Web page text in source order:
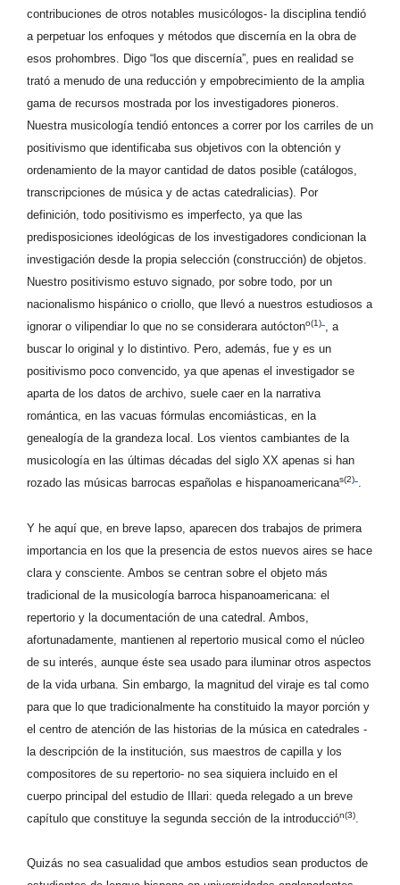
contribuciones de otros notables musicólogos- la disciplina tendió
a perpetuar los enfoques y métodos que discernía en la obra de
esos prohombres. Digo “los que discernía”, pues en realidad se
trató a menudo de una reducción y empobrecimiento de la amplia
gama de recursos mostrada por los investigadores pioneros.
Nuestra musicología tendió entonces a correr por los carriles de un
positivismo que identificaba sus objetivos con la obtención y
ordenamiento de la mayor cantidad de datos posible (catálogos,
transcripciones de música y de actas catedralicias). Por
definición, todo positivismo es imperfecto, ya que las
predisposiciones ideológicas de los investigadores condicionan la
investigación desde la propia selección (construcción) de objetos.
Nuestro positivismo estuvo signado, por sobre todo, por un
nacionalismo hispánico o criollo, que llevó a nuestros estudiosos a
ignorar o vilipendiar lo que no se considerara autóctono(1) , a
buscar lo original y lo distintivo. Pero, además, fue y es un
positivismo poco convencido, ya que apenas el investigador se
aparta de los datos de archivo, suele caer en la narrativa
romántica, en las vacuas fórmulas encomiásticas, en la
genealogía de la grandeza local. Los vientos cambiantes de la
musicología en las últimas décadas del siglo XX apenas si han
rozado las músicas barrocas españolas e hispanoamericanas(2) .
Y he aquí que, en breve lapso, aparecen dos trabajos de primera
importancia en los que la presencia de estos nuevos aires se hace
clara y consciente. Ambos se centran sobre el objeto más
tradicional de la musicología barroca hispanoamericana: el
repertorio y la documentación de una catedral. Ambos,
afortunadamente, mantienen al repertorio musical como el núcleo
de su interés, aunque éste sea usado para iluminar otros aspectos
de la vida urbana. Sin embargo, la magnitud del viraje es tal como
para que lo que tradicionalmente ha constituido la mayor porción y
el centro de atención de las historias de la música en catedrales -
la descripción de la institución, sus maestros de capilla y los
compositores de su repertorio- no sea siquiera incluido en el
cuerpo principal del estudio de Illari: queda relegado a un breve
capítulo que constituye la segunda sección de la introducción(3)
Quizás no sea casualidad que ambos estudios sean productos de